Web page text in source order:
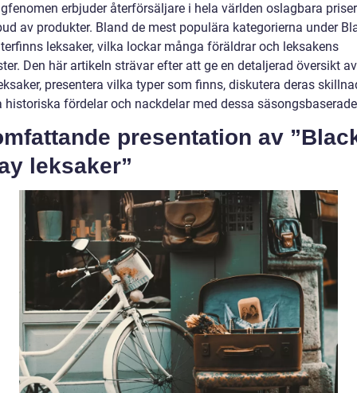
erbjuder återförsäljare i hela världen oslagbara
av produkter. Bland de mest populära kategorierna under
leksaker, vilka lockar många föräldrar och leksakens
Den här artikeln strävar efter att ge en detaljerad översikt
presentera vilka typer som finns, diskutera deras
historiska fördelar och nackdelar med dessa
presentation av
leksaker”